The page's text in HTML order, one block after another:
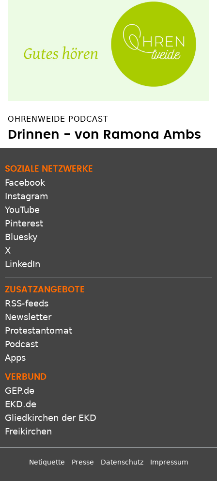
OHRENWEIDE PODCAST
Drinnen - von Ramona Ambs
SOZIALE NETZWERKE
Facebook
Instagram
YouTube
Pinterest
Bluesky
X
LinkedIn
ZUSATZANGEBOTE
RSS-feeds
Newsletter
Protestantomat
Podcast
Apps
VERBUND
GEP.de
EKD.de
Gliedkirchen der EKD
Freikirchen
Netiquette Presse Datenschutz Impressum